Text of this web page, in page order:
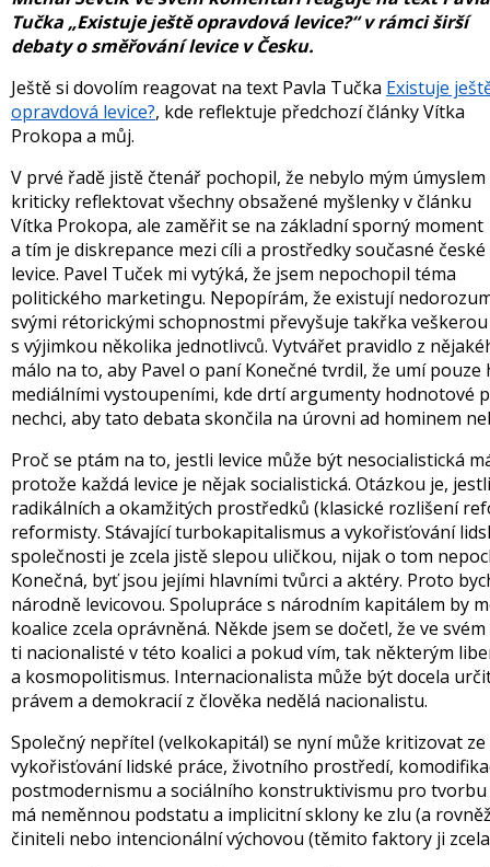
Tučka „Existuje ještě opravdová levice?“ v rámci širší
debaty o směřování levice v Česku.
Ještě si dovolím reagovat na text Pavla Tučka Existuje
opravdová levice?, kde reflektuje předchozí články Vítka
Prokopa a můj.
V prvé řadě jistě čtenář pochopil, že nebylo mým úmyslem
kriticky reflektovat všechny obsažené myšlenky v článku
Vítka Prokopa, ale zaměřit se na základní sporný moment
a tím je diskrepance mezi cíli a prostředky současné české
levice. Pavel Tuček mi vytýká, že jsem nepochopil téma
politického marketingu. Nepopírám, že existují
svými rétorickými schopnostmi převyšuje takřka
s výjimkou několika jednotlivců. Vytvářet pravidlo z
málo na to, aby Pavel o paní Konečné tvrdil, že umí
mediálními vystoupeními, kde drtí argumenty hodnotové
nechci, aby tato debata skončila na úrovni ad hominem
Proč se ptám na to, jestli levice může být nesocialistická
protože každá levice je nějak socialistická. Otázkou je,
radikálních a okamžitých prostředků (klasické rozlišení
reformisty. Stávající turbokapitalismus a vykořisťování
společnosti je zcela jistě slepou uličkou, nijak o tom
Konečná, byť jsou jejími hlavními tvůrci a aktéry. Proto
národně levicovou. Spolupráce s národním kapitálem by
koalice zcela oprávněná. Někde jsem se dočetl, že ve
ti nacionalisté v této koalici a pokud vím, tak některým
a kosmopolitismus. Internacionalista může být docela
právem a demokracií z člověka nedělá nacionalistu.
Společný nepřítel (velkokapitál) se nyní může kritizovat
vykořisťování lidské práce, životního prostředí,
postmodernismu a sociálního konstruktivismu pro
má neměnnou podstatu a implicitní sklony ke zlu (a
činiteli nebo intencionální výchovou (těmito faktory ji